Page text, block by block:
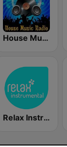
House Music Radio
Relax Instrumental